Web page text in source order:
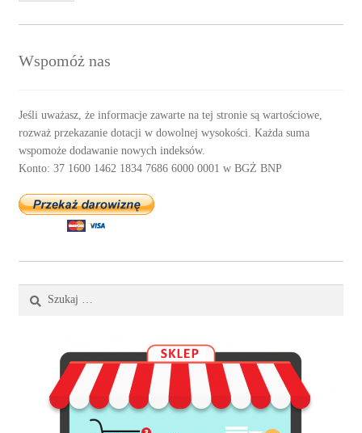
Wspomóż nas
Jeśli uważasz, że informacje zawarte na tej stronie są wartościowe,
rozważ przekazanie dotacji w dowolnej wysokości. Każda suma
wspomoże dodawanie nowych indeksów.
Konto: 37 1600 1462 1834 7686 6000 0001 w BGŻ BNP